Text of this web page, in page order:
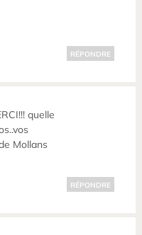
RÉPONDRE
quelle
Mollans
RÉPONDRE